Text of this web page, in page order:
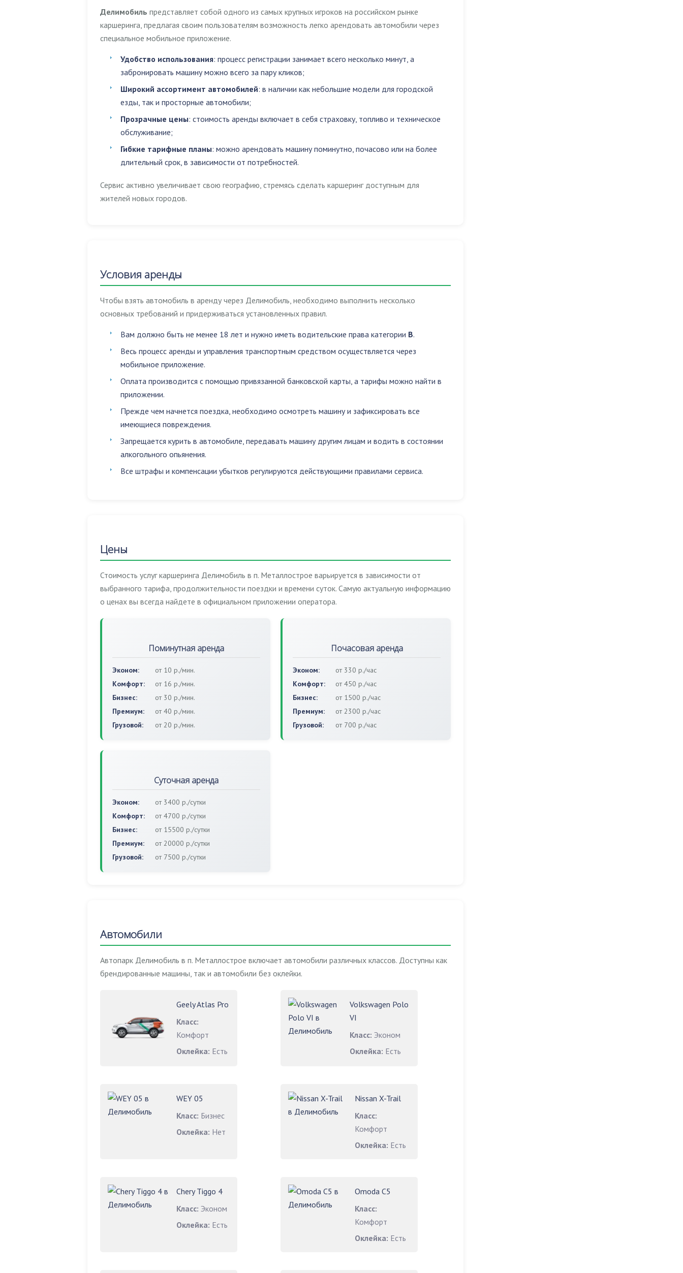
Делимобиль представляет собой одного из самых крупных игроков на российском рынке
каршеринга, предлагая своим пользователям возможность легко арендовать автомобили через
специальное мобильное приложение.
Удобство использования: процесс регистрации занимает всего несколько минут, а
забронировать машину можно всего за пару кликов;
Широкий ассортимент автомобилей: в наличии как небольшие модели для городской
езды, так и просторные автомобили;
Прозрачные цены: стоимость аренды включает в себя страховку, топливо и техническое
обслуживание;
Гибкие тарифные планы: можно арендовать машину поминутно, почасово или на более
длительный срок, в зависимости от потребностей.
Сервис активно увеличивает свою географию, стремясь сделать каршеринг доступным для
жителей новых городов.
Условия аренды
Чтобы взять автомобиль в аренду через Делимобиль, необходимо выполнить несколько
основных требований и придерживаться установленных правил.
Вам должно быть не менее 18 лет и нужно иметь водительские права категории B.
Весь процесс аренды и управления транспортным средством осуществляется через
мобильное приложение.
Оплата производится с помощью привязанной банковской карты, а тарифы можно найти в
приложении.
Прежде чем начнется поездка, необходимо осмотреть машину и зафиксировать все
имеющиеся повреждения.
Запрещается курить в автомобиле, передавать машину другим лицам и водить в состоянии
алкогольного опьянения.
Все штрафы и компенсации убытков регулируются действующими правилами сервиса.
Цены
Стоимость услуг каршеринга Делимобиль в п. Металлострое варьируется в зависимости от
выбранного тарифа, продолжительности поездки и времени суток. Самую актуальную информацию
о ценах вы всегда найдете в официальном приложении оператора.
Поминутная аренда
Эконом:
от 10 р./мин.
Комфорт:
от 16 р./мин.
Бизнес:
от 30 р./мин.
Премиум:
от 40 р./мин.
Грузовой:
от 20 р./мин.
Почасовая аренда
Эконом:
от 330 р./час
Комфорт:
от 450 р./час
Бизнес:
от 1500 р./час
Премиум:
от 2300 р./час
Грузовой:
от 700 р./час
Суточная аренда
Эконом:
от 3400 р./сутки
Комфорт:
от 4700 р./сутки
Бизнес:
от 15500 р./сутки
Премиум:
от 20000 р./сутки
Грузовой:
от 7500 р./сутки
Автомобили
Автопарк Делимобиль в п. Металлострое включает автомобили различных классов. Доступны как
брендированные машины, так и автомобили без оклейки.
Geely Atlas Pro
Класс:
Комфорт
Оклейка: Есть
Volkswagen Polo
VI
Класс: Эконом
Оклейка: Есть
WEY 05
Класс: Бизнес
Оклейка: Нет
Nissan X-Trail
Класс:
Комфорт
Оклейка: Есть
Chery Tiggo 4
Класс: Эконом
Оклейка: Есть
Omoda C5
Класс:
Комфорт
Оклейка: Есть